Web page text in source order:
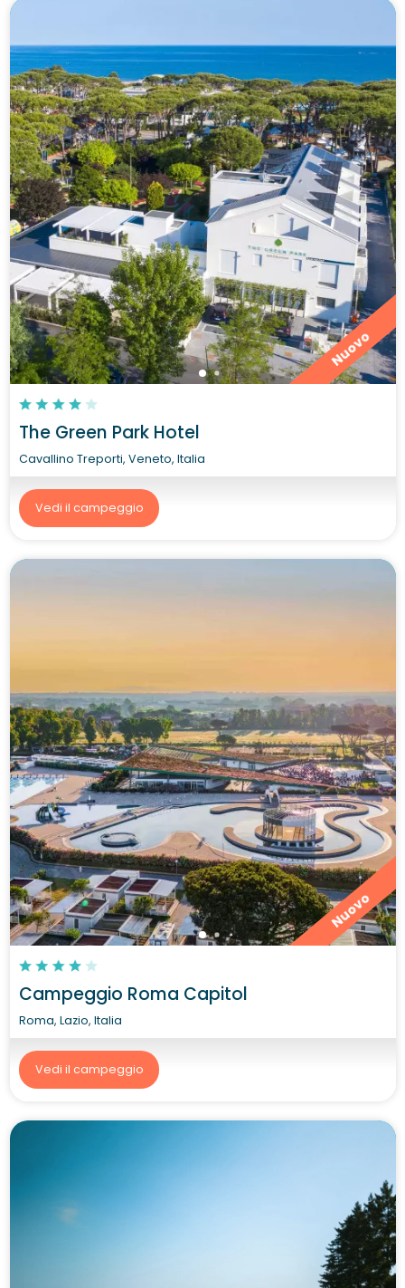
Nuovo
The Green Park Hotel
Cavallino Treporti, Veneto, Italia
Vedi il campeggio
Nuovo
Campeggio Roma Capitol
Roma, Lazio, Italia
Vedi il campeggio